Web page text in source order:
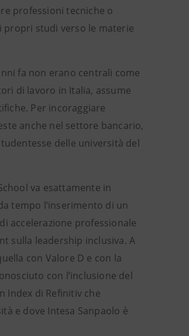
professioni tecniche o
propri studi verso le materie
fa non erano centrali come
di lavoro in Italia, assume
Per incoraggiare
anche nel settore bancario,
delle università del
va esattamente in
tempo l’inserimento di un
accelerazione professionale
sulla leadership inclusiva. A
con Valore D e con la
con l’inclusione del
Index di Refinitiv che
e dove Intesa Sanpaolo è